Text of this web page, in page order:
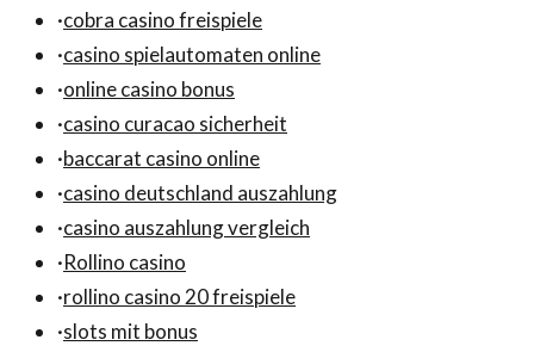
·cobra casino freispiele
·casino spielautomaten online
·online casino bonus
·casino curacao sicherheit
·baccarat casino online
·casino deutschland auszahlung
·casino auszahlung vergleich
·Rollino casino
·rollino casino 20 freispiele
·slots mit bonus